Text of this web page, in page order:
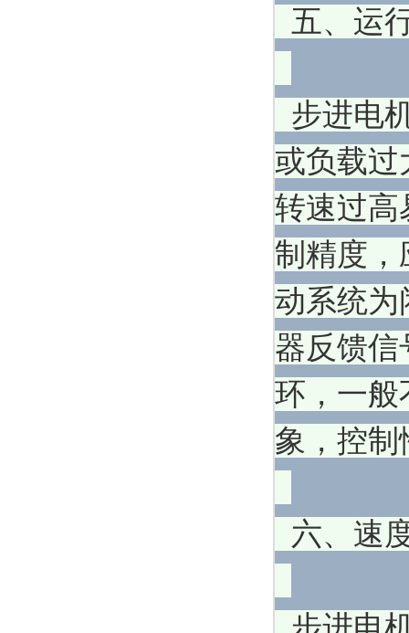
五、运
步进电
或负载过
转速过高
制精度，
动系统为
器反馈信
环，一般
象，控
六、速